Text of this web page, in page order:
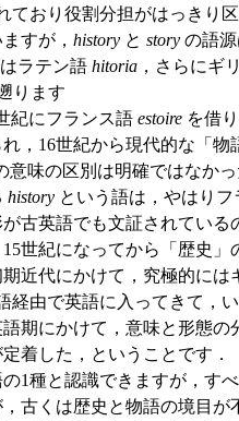
ており役割分担がはっきり
すが， history と story の語
ラテン語 hitoria ，さらにギ
ります
紀にフランス語 estoire を借
，16世紀から現代的な「
意味の区別は明確ではなか
history という語は，やはり
古英語でも文証されてい
世紀になってから「歴史」
近代にかけて，究極的には
経由で英語に入ってきて，
期にかけて，意味と形態
着した，ということです．
1種と認識できますが，す
古くは歴史と物語の境目